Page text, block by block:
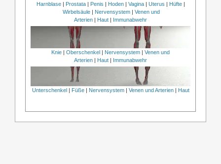
Harnblase| Prostata| Penis | Hoden| Vagina| Uterus | Hüfte|
Wirbelsäule | Nervensystem | Venen und
Arterien | Haut | Immunabwehr
Knie | Oberschenkel | Nervensystem | Venen und
Arterien | Haut | Immunabwehr
Unterschenkel| Füße| Nervensystem| Venen und Arterien| Haut